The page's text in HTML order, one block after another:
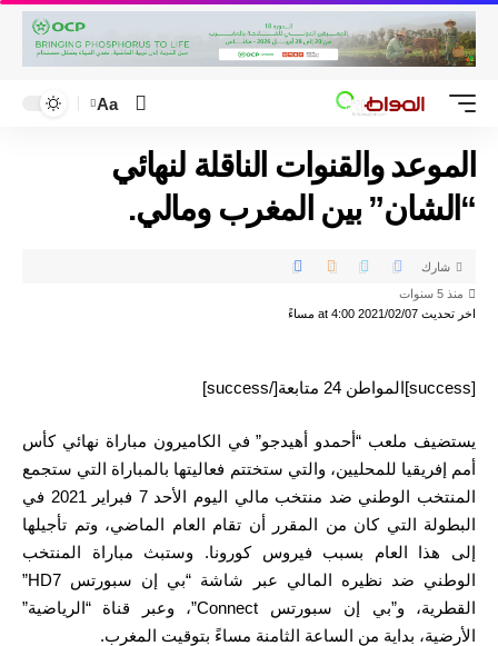
Aa
الموعد والقنوات الناقلة لنهائي
“الشان” بين المغرب ومالي.
اخر تحديث 2021/02/07 at 4:00 مساءً
منذ 5 سنوات
شارك
[success]المواطن 24 متابعة[/success]
يستضيف ملعب “أحمدو أهيدجو” في الكاميرون مباراة نهائي كأس
أمم إفريقيا للمحليين، والتي ستختتم فعاليتها بالمباراة التي ستجمع
المنتخب الوطني ضد منتخب مالي اليوم الأحد 7 فبراير 2021 في
البطولة التي كان من المقرر أن تقام العام الماضي، وتم تأجيلها
إلى هذا العام بسبب فيروس كورونا. وستبث مباراة المنتخب
الوطني ضد نظيره المالي عبر شاشة “بي إن سبورتس HD7”
القطرية، و”بي إن سبورتس Connect”، وعبر قناة “الرياضية”
الأرضية، بداية من الساعة الثامنة مساءً بتوقيت المغرب.